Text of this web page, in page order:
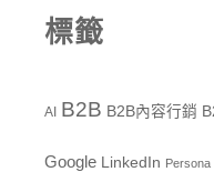
標籤
AI B2B B2B內容行銷
Google LinkedIn Persona